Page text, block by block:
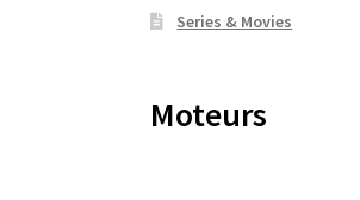
Series & Movies
Moteurs